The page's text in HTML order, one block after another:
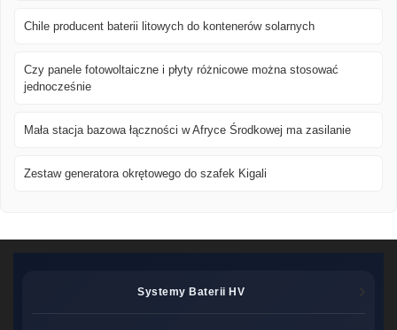
Chile producent baterii litowych do kontenerów solarnych
Czy panele fotowoltaiczne i płyty różnicowe można stosować
jednocześnie
Mała stacja bazowa łączności w Afryce Środkowej ma zasilanie
Zestaw generatora okrętowego do szafek Kigali
Systemy Baterii HV